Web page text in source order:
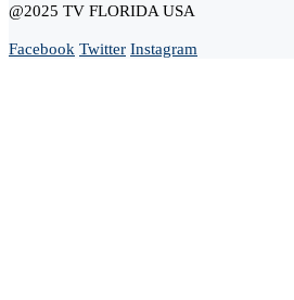
@2025 TV FLORIDA USA
Facebook Twitter Instagram